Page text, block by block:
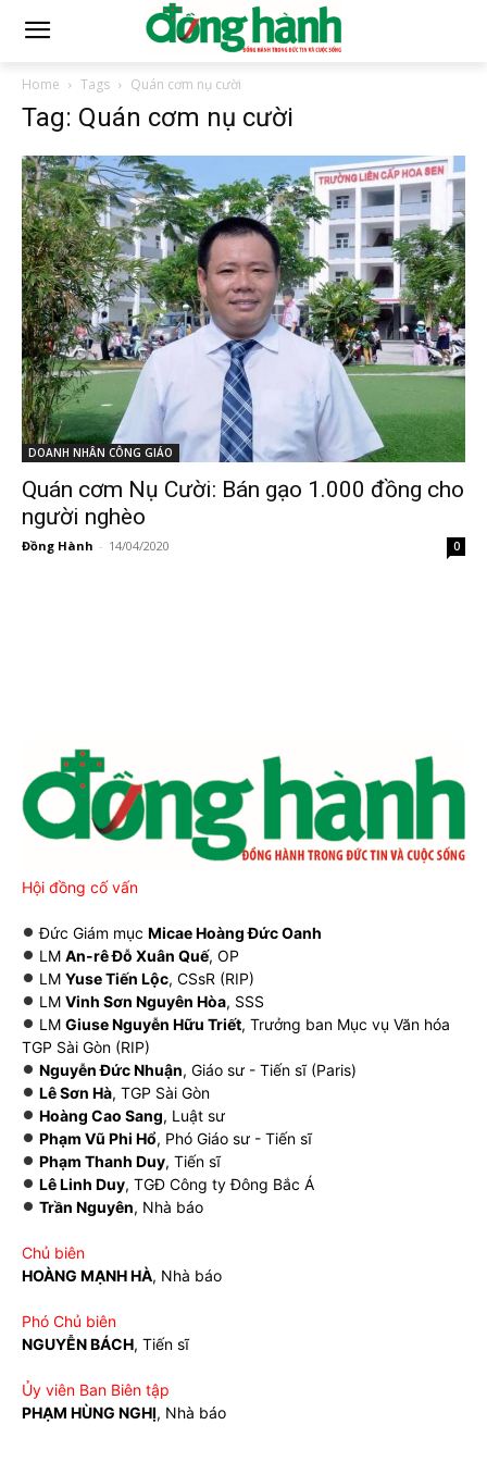
Home Tags Quán cơm nụ cười
Tag: Quán cơm nụ cười
DOANH NHÂN CÔNG GIÁO
Quán cơm Nụ Cười: Bán gạo 1.000 đồng cho
người nghèo
Đồng Hành - 14/04/2020 0
Hội đồng cố vấn
Đức Giám mục Micae Hoàng Đức Oanh
LM An-rê Đỗ Xuân Quế, OP
LM Yuse Tiến Lộc, CSsR (RIP)
LM Vinh Sơn Nguyên Hòa, SSS
LM Giuse Nguyễn Hữu Triết, Trưởng ban Mục vụ Văn hóa
TGP Sài Gòn (RIP)
Nguyễn Đức Nhuận, Giáo sư - Tiến sĩ (Paris)
Lê Sơn Hà, TGP Sài Gòn
Hoàng Cao Sang, Luật sư
Phạm Vũ Phi Hổ, Phó Giáo sư - Tiến sĩ
Phạm Thanh Duy, Tiến sĩ
Lê Linh Duy, TGĐ Công ty Đông Bắc Á
Trần Nguyên, Nhà báo
Chủ biên
HOÀNG MẠNH HÀ, Nhà báo
Phó Chủ biên
NGUYỄN BÁCH, Tiến sĩ
Ủy viên Ban Biên tập
PHẠM HÙNG NGHỊ, Nhà báo